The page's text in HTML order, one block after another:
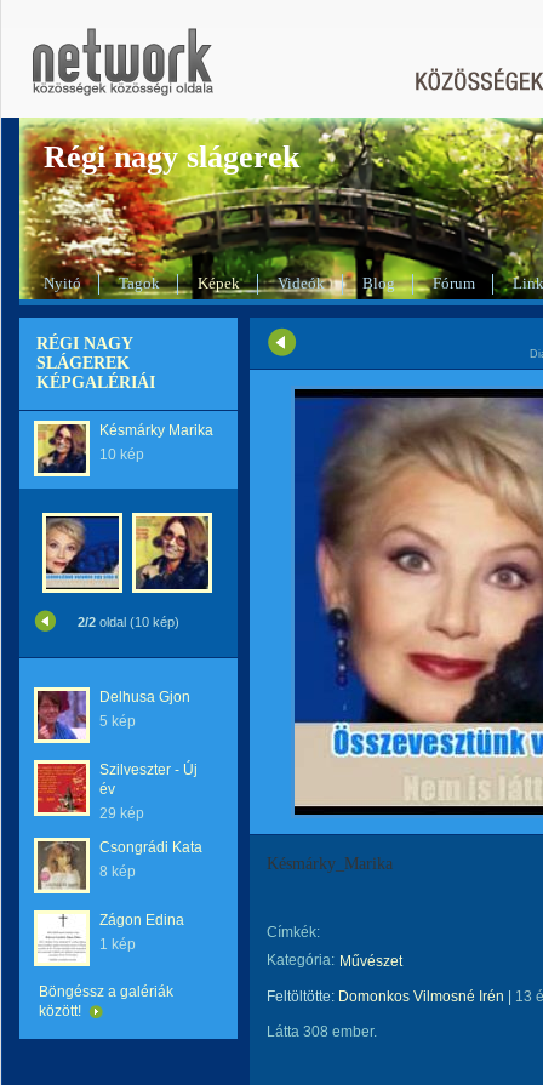
Régi nagy slágerek
Nyitó Tagok Képek Videók Blog Fórum
RÉGI NAGY
SLÁGEREK
KÉPGALÉRIÁI
Késmárky Marika
10 kép
2/2 oldal (10 kép)
Delhusa Gjon
5 kép
Szilveszter - Új
év
29 kép
Csongrádi Kata
8 kép
Zágon Edina
1 kép
Böngéssz a galériák
között!
Késmárky_Marika
Címkék:
Kategória: Művészet
Feltöltötte: Domonkos Vilmosné Irén 13
Látta 308 ember.